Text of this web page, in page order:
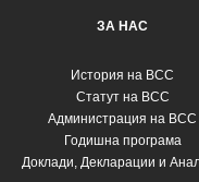
ЗА НАС
История на ВСС
Статут на ВСС
Администрация на ВСС
Годишна програма
Доклади, Декларации и